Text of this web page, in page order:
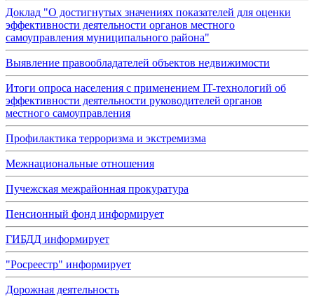
Доклад "О достигнутых значениях показателей для оценки
эффективности деятельности органов местного
самоуправления муниципального района"
Выявление правообладателей объектов недвижимости
Итоги опроса населения с применением IT-технологий об
эффективности деятельности руководителей органов
местного самоуправления
Профилактика терроризма и экстремизма
Межнациональные отношения
Пучежская межрайонная прокуратура
Пенсионный фонд информирует
ГИБДД информирует
"Росреестр" информирует
Дорожная деятельность